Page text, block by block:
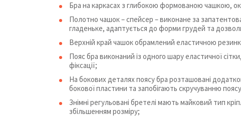
Бра на каркасах з глибокою формованою чашкою,
Полотно чашок – спейсер – виконане за
гладеньке, адаптується до форми грудей та
Верхній край чашок обрамлений еластичною
Пояс бра виконаний із одного шару еластичної
фіксації;
На бокових деталях поясу бра розташовані
бокової пластини та запобігають скручуванню
Знімні регульовані бретелі мають майковий тип
збільшенням розміру;